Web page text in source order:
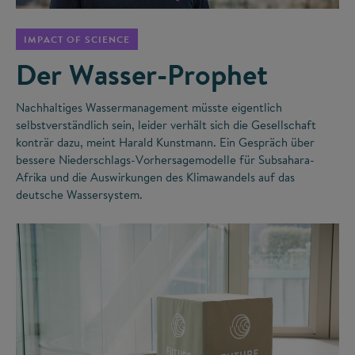
IMPACT OF SCIENCE
Der Wasser-Prophet
Nachhaltiges Wassermanagement müsste eigentlich
selbstverständlich sein, leider verhält sich die Gesellschaft
konträr dazu, meint Harald Kunstmann. Ein Gespräch über
bessere Niederschlags-Vorhersagemodelle für Subsahara-
Afrika und die Auswirkungen des Klimawandels auf das
deutsche Wassersystem.